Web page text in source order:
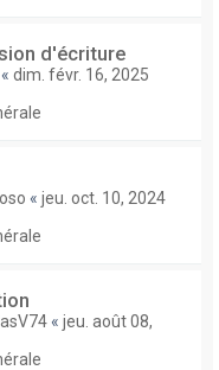
d'écriture
« dim. févr. 16, 2025
« jeu. oct. 10, 2024
« jeu. août 08,